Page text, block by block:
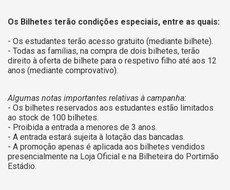
Os Bilhetes terão condições especiais, entre as quais:
- Os estudantes terão acesso gratuito (mediante bilhete).
- Todas as famílias, na compra de dois bilhetes, terão
direito à oferta de bilhete para o respetivo filho até aos 12
anos (mediante comprovativo).
Algumas notas importantes relativas à campanha:
- Os bilhetes reservados aos estudantes estão limitados
ao stock de 100 bilhetes.
- Proibida a entrada a menores de 3 anos.
- A entrada estará sujeita à lotação das bancadas.
- A promoção apenas é aplicada aos bilhetes vendidos
presencialmente na Loja Oficial e na Bilheteira do Portimão
Estádio.